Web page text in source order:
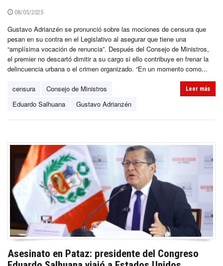
08/05/2025
Gustavo Adrianzén se pronunció sobre las mociones de censura que
pesan en su contra en el Legislativo al asegurar que tiene una
“amplísima vocación de renuncia”. Después del Consejo de Ministros,
el premier no descartó dimitir a su cargo si ello contribuye en frenar la
delincuencia urbana o el crimen organizado. “En un momento como...
censura
Consejo de Ministros
Eduardo Salhuana
Gustavo Adrianzén
Leer más
Asesinato en Pataz: presidente del Congreso